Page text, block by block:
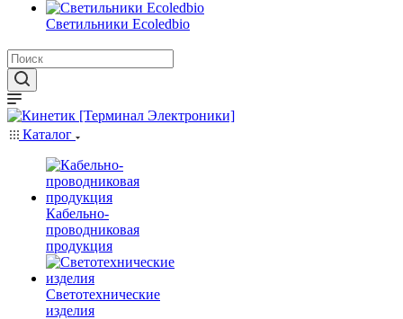
Светильники Ecoledbio
Каталог
Кабельно-
проводниковая
продукция
Светотехнические
изделия